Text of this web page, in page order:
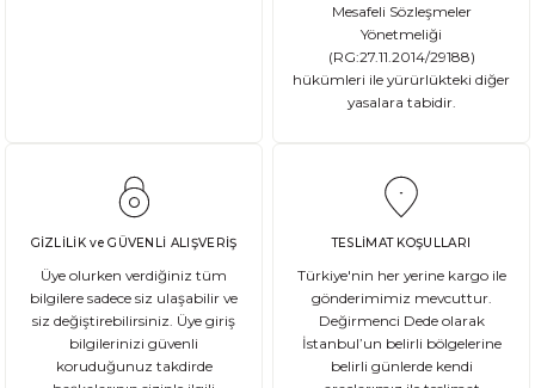
Mesafeli Sözleşmeler
Yönetmeliği
(RG:27.11.2014/29188)
hükümleri ile yürürlükteki diğer
yasalara tabidir.
GİZLİLİK ve GÜVENLİ ALIŞVERİŞ
Üye olurken verdiğiniz tüm
bilgilere sadece siz ulaşabilir ve
siz değiştirebilirsiniz. Üye giriş
bilgilerinizi güvenli
koruduğunuz takdirde
TESLİMAT KOŞULLARI
Türkiye'nin her yerine kargo ile
gönderimimiz mevcuttur.
Değirmenci Dede olarak
İstanbul’un belirli bölgelerine
belirli günlerde kendi